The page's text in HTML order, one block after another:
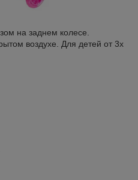
на заднем колесе.
воздухе. Для детей от 3х